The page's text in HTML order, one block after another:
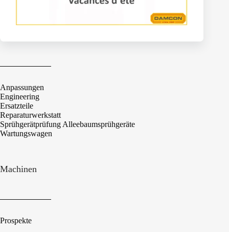
Dienstleistungen
Anpassungen
Engineering
Ersatzteile
Reparaturwerkstatt
Sprühgerätprüfung Alleebaumsprühgeräte
Wartungswagen
Machinen
Prospekte